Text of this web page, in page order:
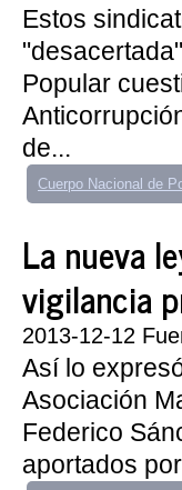
Estos
Popular
de...
Cuerpo Nacional de
La nueva
vigilancia
2013-12-12
Así lo
Asociación
Federico
aportados